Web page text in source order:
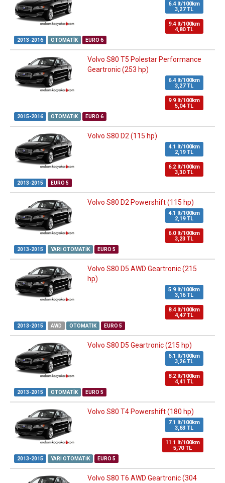
6.4 lt/100km
3,27 TL
9.4 lt/100km
4,80 TL
2013-2016 OTOMATIK EURO 6
Volvo S80 T5 Polestar Performance
Geartronic (253 hp)
6.4 lt/100km
3,27 TL
9.9 lt/100km
5,04 TL
2015-2016 OTOMATIK EURO 6
Volvo S80 D2 (115 hp)
4.1 lt/100km
2,19 TL
6.2 lt/100km
3,30 TL
2013-2015 EURO 5
Volvo S80 D2 Powershift (115 hp)
4.1 lt/100km
2,19 TL
6.0 lt/100km
3,23 TL
2013-2015 YARI OTOMATIK EURO 5
Volvo S80 D5 AWD Geartronic (215
hp)
5.9 lt/100km
3,16 TL
8.4 lt/100km
4,47 TL
2013-2015 AWD OTOMATIK EURO 5
Volvo S80 D5 Geartronic (215 hp)
6.1 lt/100km
3,26 TL
8.2 lt/100km
4,41 TL
2013-2015 OTOMATIK EURO 5
Volvo S80 T4 Powershift (180 hp)
7.1 lt/100km
3,63 TL
11.1 lt/100km
5,70 TL
2013-2015 YARI OTOMATIK EURO 5
Volvo S80 T6 AWD Geartronic (304